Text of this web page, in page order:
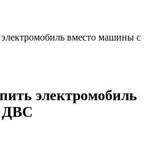
вместо машины с
электромобиль
ДВС